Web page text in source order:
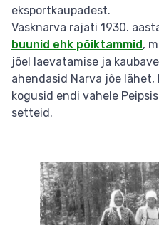
eksportkaupadest.
Vasknarva rajati 1930.
buunid ehk põiktammid,
jõel laevatamise ja
ahendasid Narva jõe
kogusid endi vahele
setteid.